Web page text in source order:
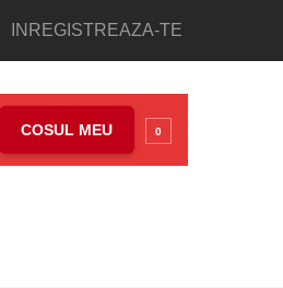
INREGISTREAZA-TE
COSUL MEU 0